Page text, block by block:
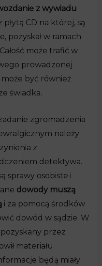
z wywiadu
płytą CD na której, są
pozyskał w ramach
może trafić w
prowadzonej
być również
świadka.
zgromadzenia
należy
z
detektywa.
sprawy osobiste i
dowody muszą
i za pomocą środków
dowód w sądzie. W
przez
materiału
będą miały